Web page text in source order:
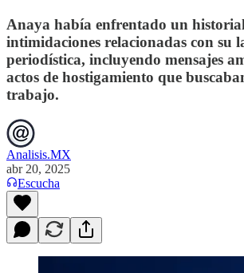
Anaya había enfrentado un
intimidaciones relacionadas con su
periodística, incluyendo mensajes
actos de hostigamiento que
trabajo.
Analisis.MX
abr 20, 2025
Escucha